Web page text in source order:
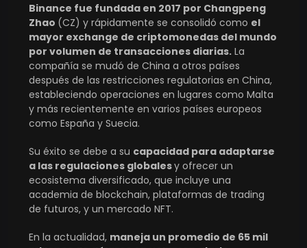
Binance fue fundada en 2017 por Changpeng
Zhao (CZ) y rápidamente se consolidó como el
mayor exchange de criptomonedas del mundo
por volumen de transacciones diarias. La
compañía se mudó de China a otros países
después de las restricciones regulatorias en China,
estableciendo operaciones en lugares como Malta
y más recientemente en varios países europeos
como España y Suecia.
Su éxito se debe a su capacidad para adaptarse
a las regulaciones globalesy ofrecer un
ecosistema diversificado, que incluye una
academia de blockchain, plataformas de trading
de futuros, y un mercado NFT.
En la actualidad, maneja un promedio de 65 mil